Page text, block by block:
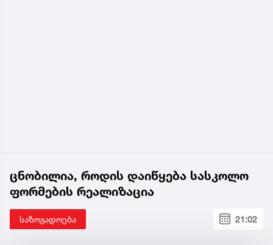
ცნობილია, როდის დაიწყება სასკოლო
ფორმების რეალიზაცია
საზოგადოება 21:02